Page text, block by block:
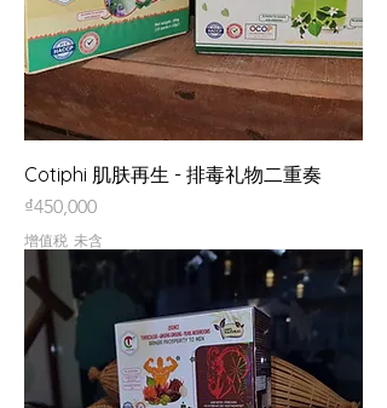
Cotiphi 肌肤再生 - 排毒礼物二重奏
價格
₫450,000
增值税 未含